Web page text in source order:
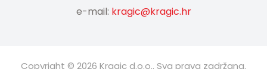
e-mail: kragic@kragic.hr
Copyright © 2026 Kragic d.o.o.. Sva prava zadržana.